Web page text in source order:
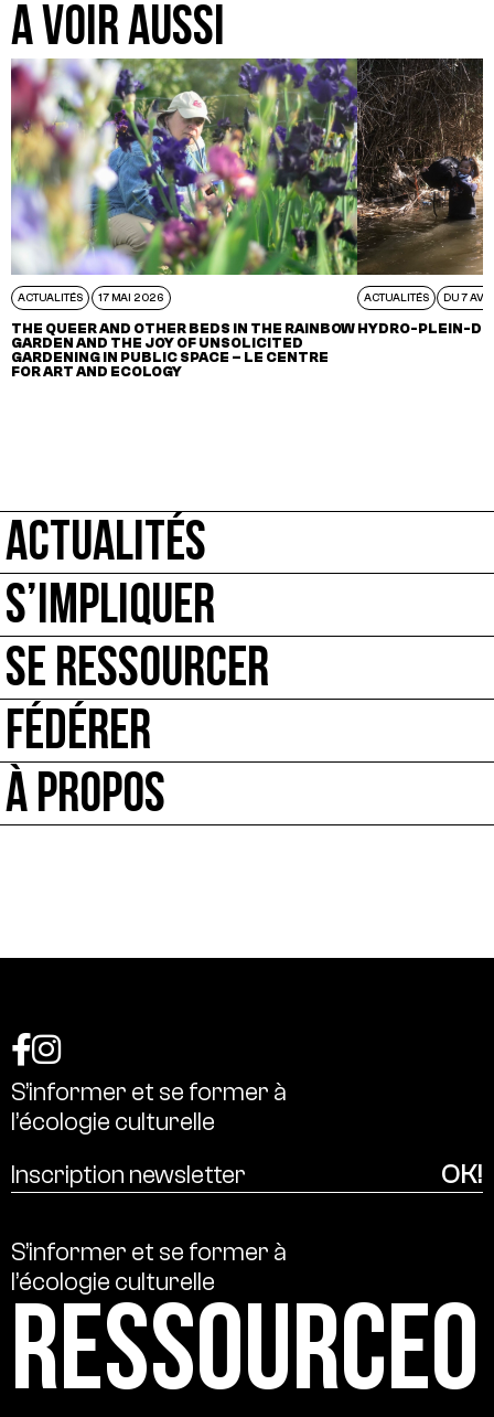
A VOIR AUSSI
ACTUALITÉS 17 MAI 2026
THE QUEER AND OTHER BEDS IN THE RAINBOW
GARDEN AND THE JOY OF UNSOLICITED
GARDENING IN PUBLIC SPACE – LE CENTRE
FOR ART AND ECOLOGY
ACTUALITÉS DU 7
HYDRO-PLEIN-
ACTUALITÉS
S’IMPLIQUER
SE RESSOURCER
FÉDÉRER
À PROPOS
S’informer et se former à
l’écologie culturelle
S’informer et se former à
l’écologie culturelle
Ressource0